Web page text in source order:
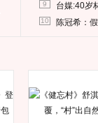
9 台媒:40岁
10 陈冠希：